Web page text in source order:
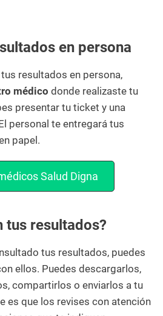
en persona
resultados en persona,
médico donde realizaste tu
presentar tu ticket y una
personal te entregará tus
papel.
Salud Digna
tus resultados?
tus resultados, puedes
ellos. Puedes descargarlos,
compartirlos o enviarlos a tu
es que los revises con atención